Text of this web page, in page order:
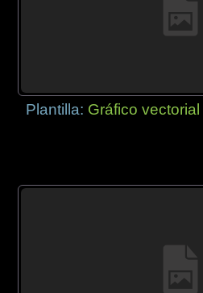
Plantilla: Gráfico vectorial